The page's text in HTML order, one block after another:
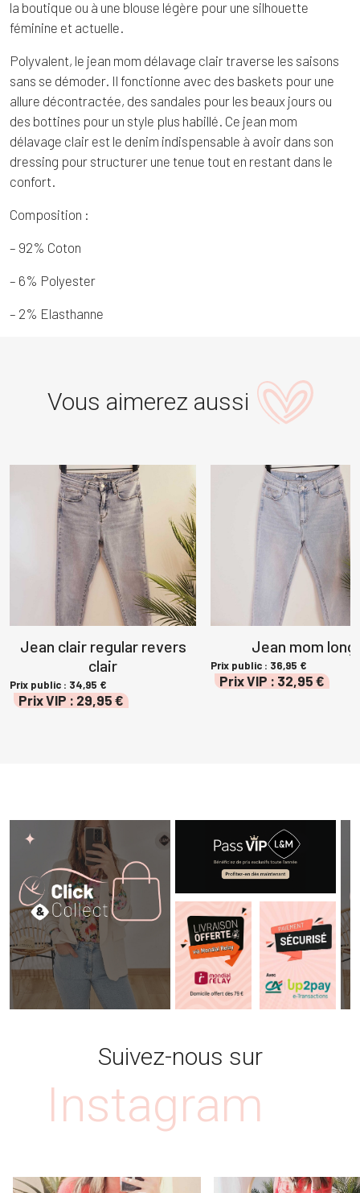
la boutique ou à une blouse légère pour une silhouette
féminine et actuelle.
Polyvalent, le jean mom délavage clair traverse les saisons
sans se démoder. Il fonctionne avec des baskets pour une
allure décontractée, des sandales pour les beaux jours ou
des bottines pour un style plus habillé. Ce jean mom
délavage clair est le denim indispensable à avoir dans son
dressing pour structurer une tenue tout en restant dans le
confort.
Composition :
– 92% Coton
– 6% Polyester
– 2% Elasthanne
Vous aimerez aussi
Jean clair regular revers
clair
Prix public : 34,95 €
Prix VIP : 29,95 €
Jean mom long
Prix public : 36,95 €
Prix VIP : 32,95 €
Suivez-nous sur
Instagram